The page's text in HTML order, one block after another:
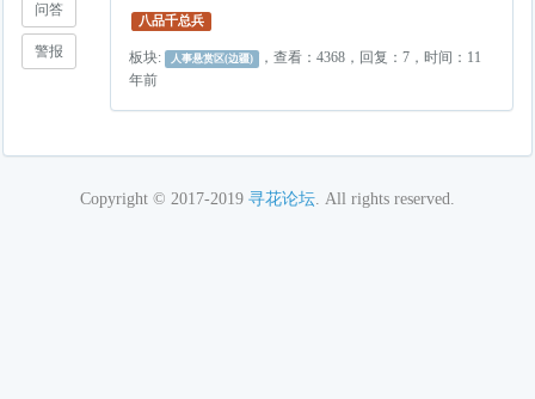
问答
警报
八品千总兵
板块: 人事悬赏区(边疆)
，查看：4368，回复：7，时间：11
年前
Copyright © 2017-2019 寻花论坛. All rights reserved.